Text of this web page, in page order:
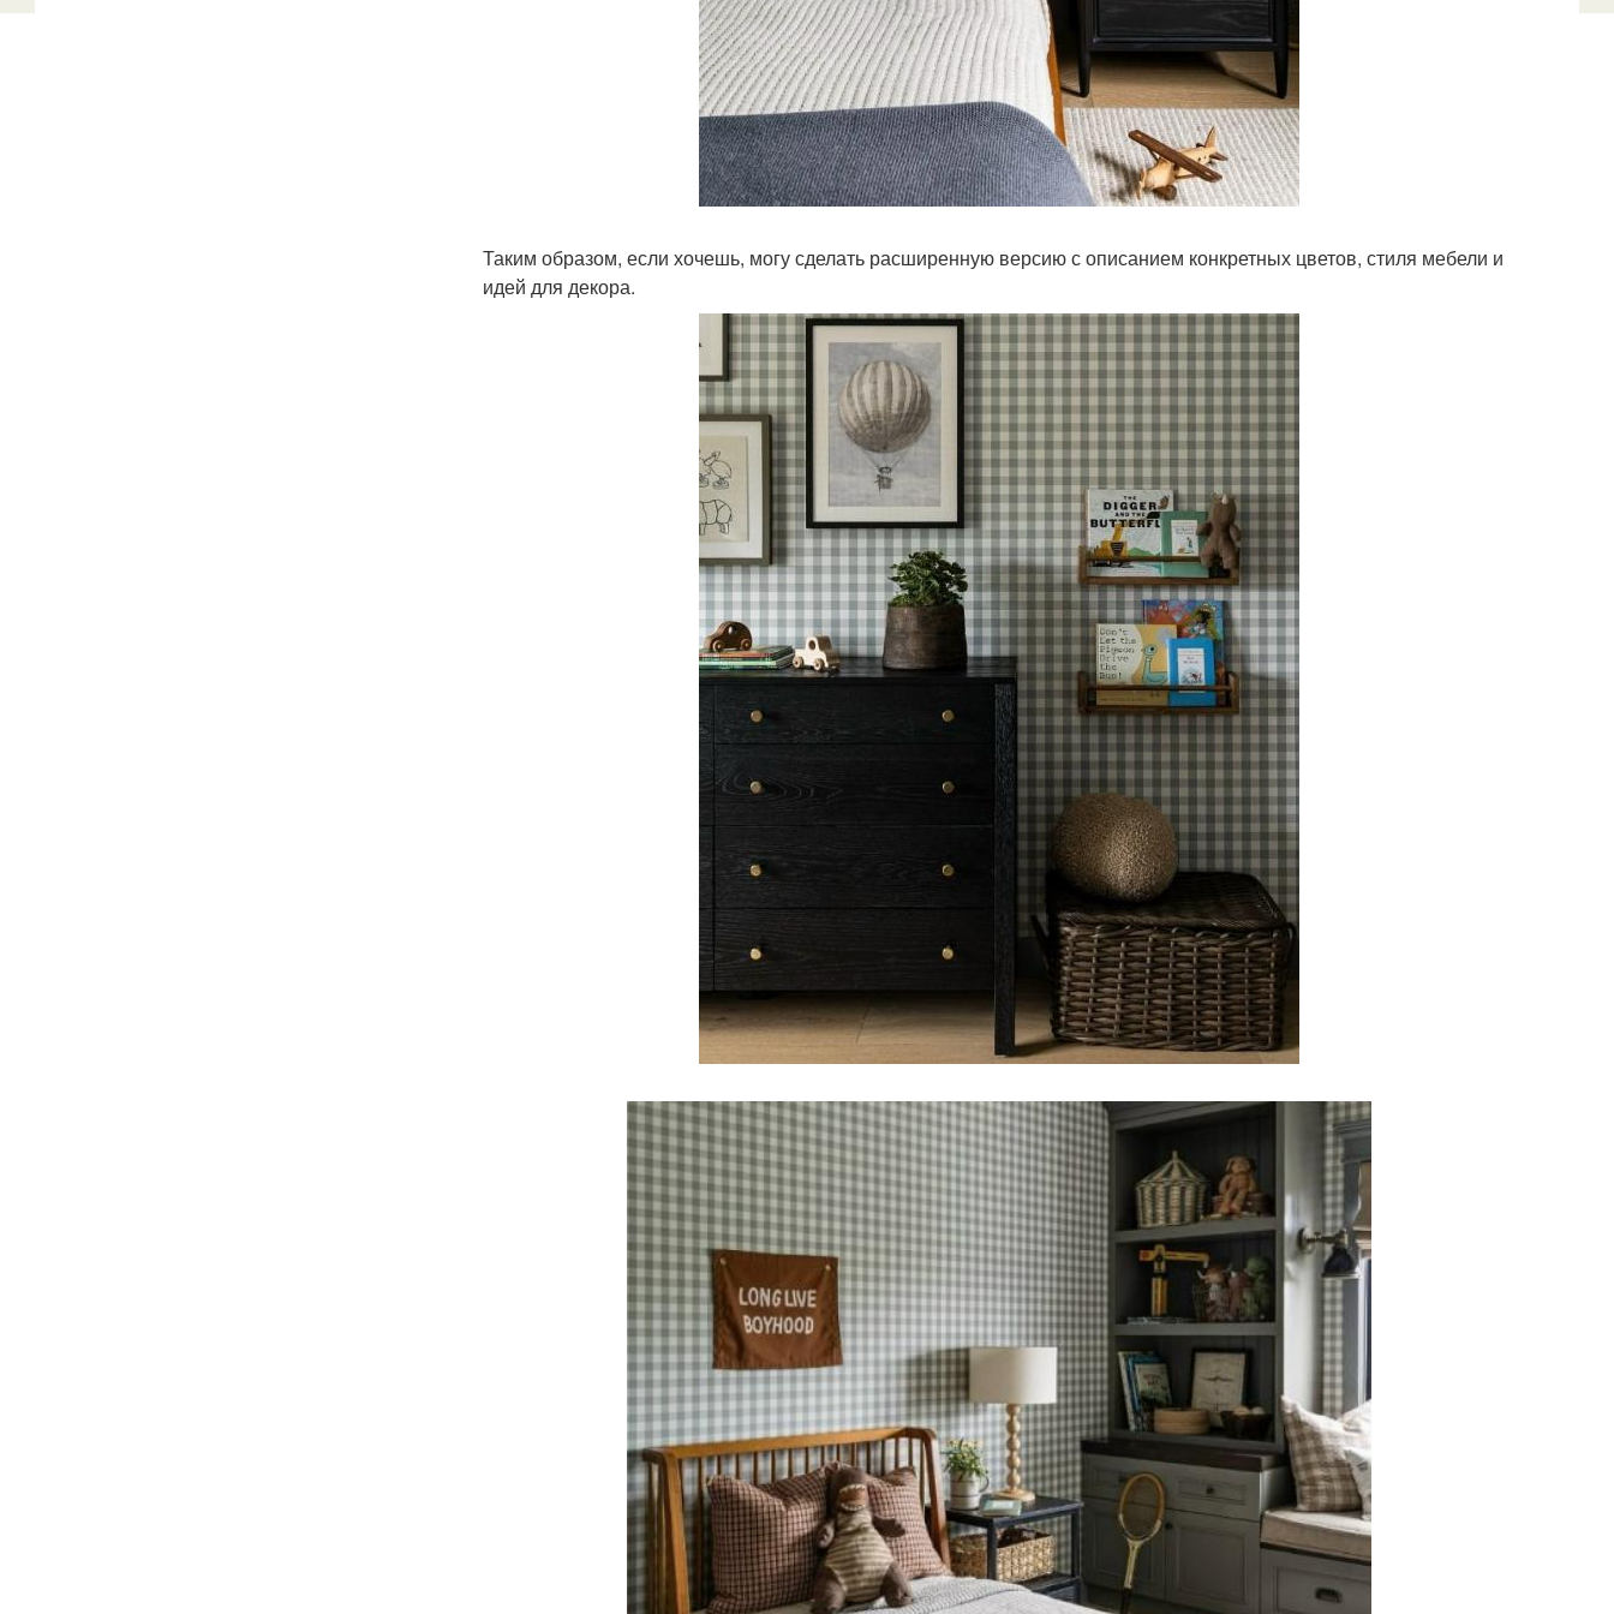
Таким образом, если хочешь, могу сделать расширенную версию с описанием конкретных цветов, стиля мебели и
идей для декора.